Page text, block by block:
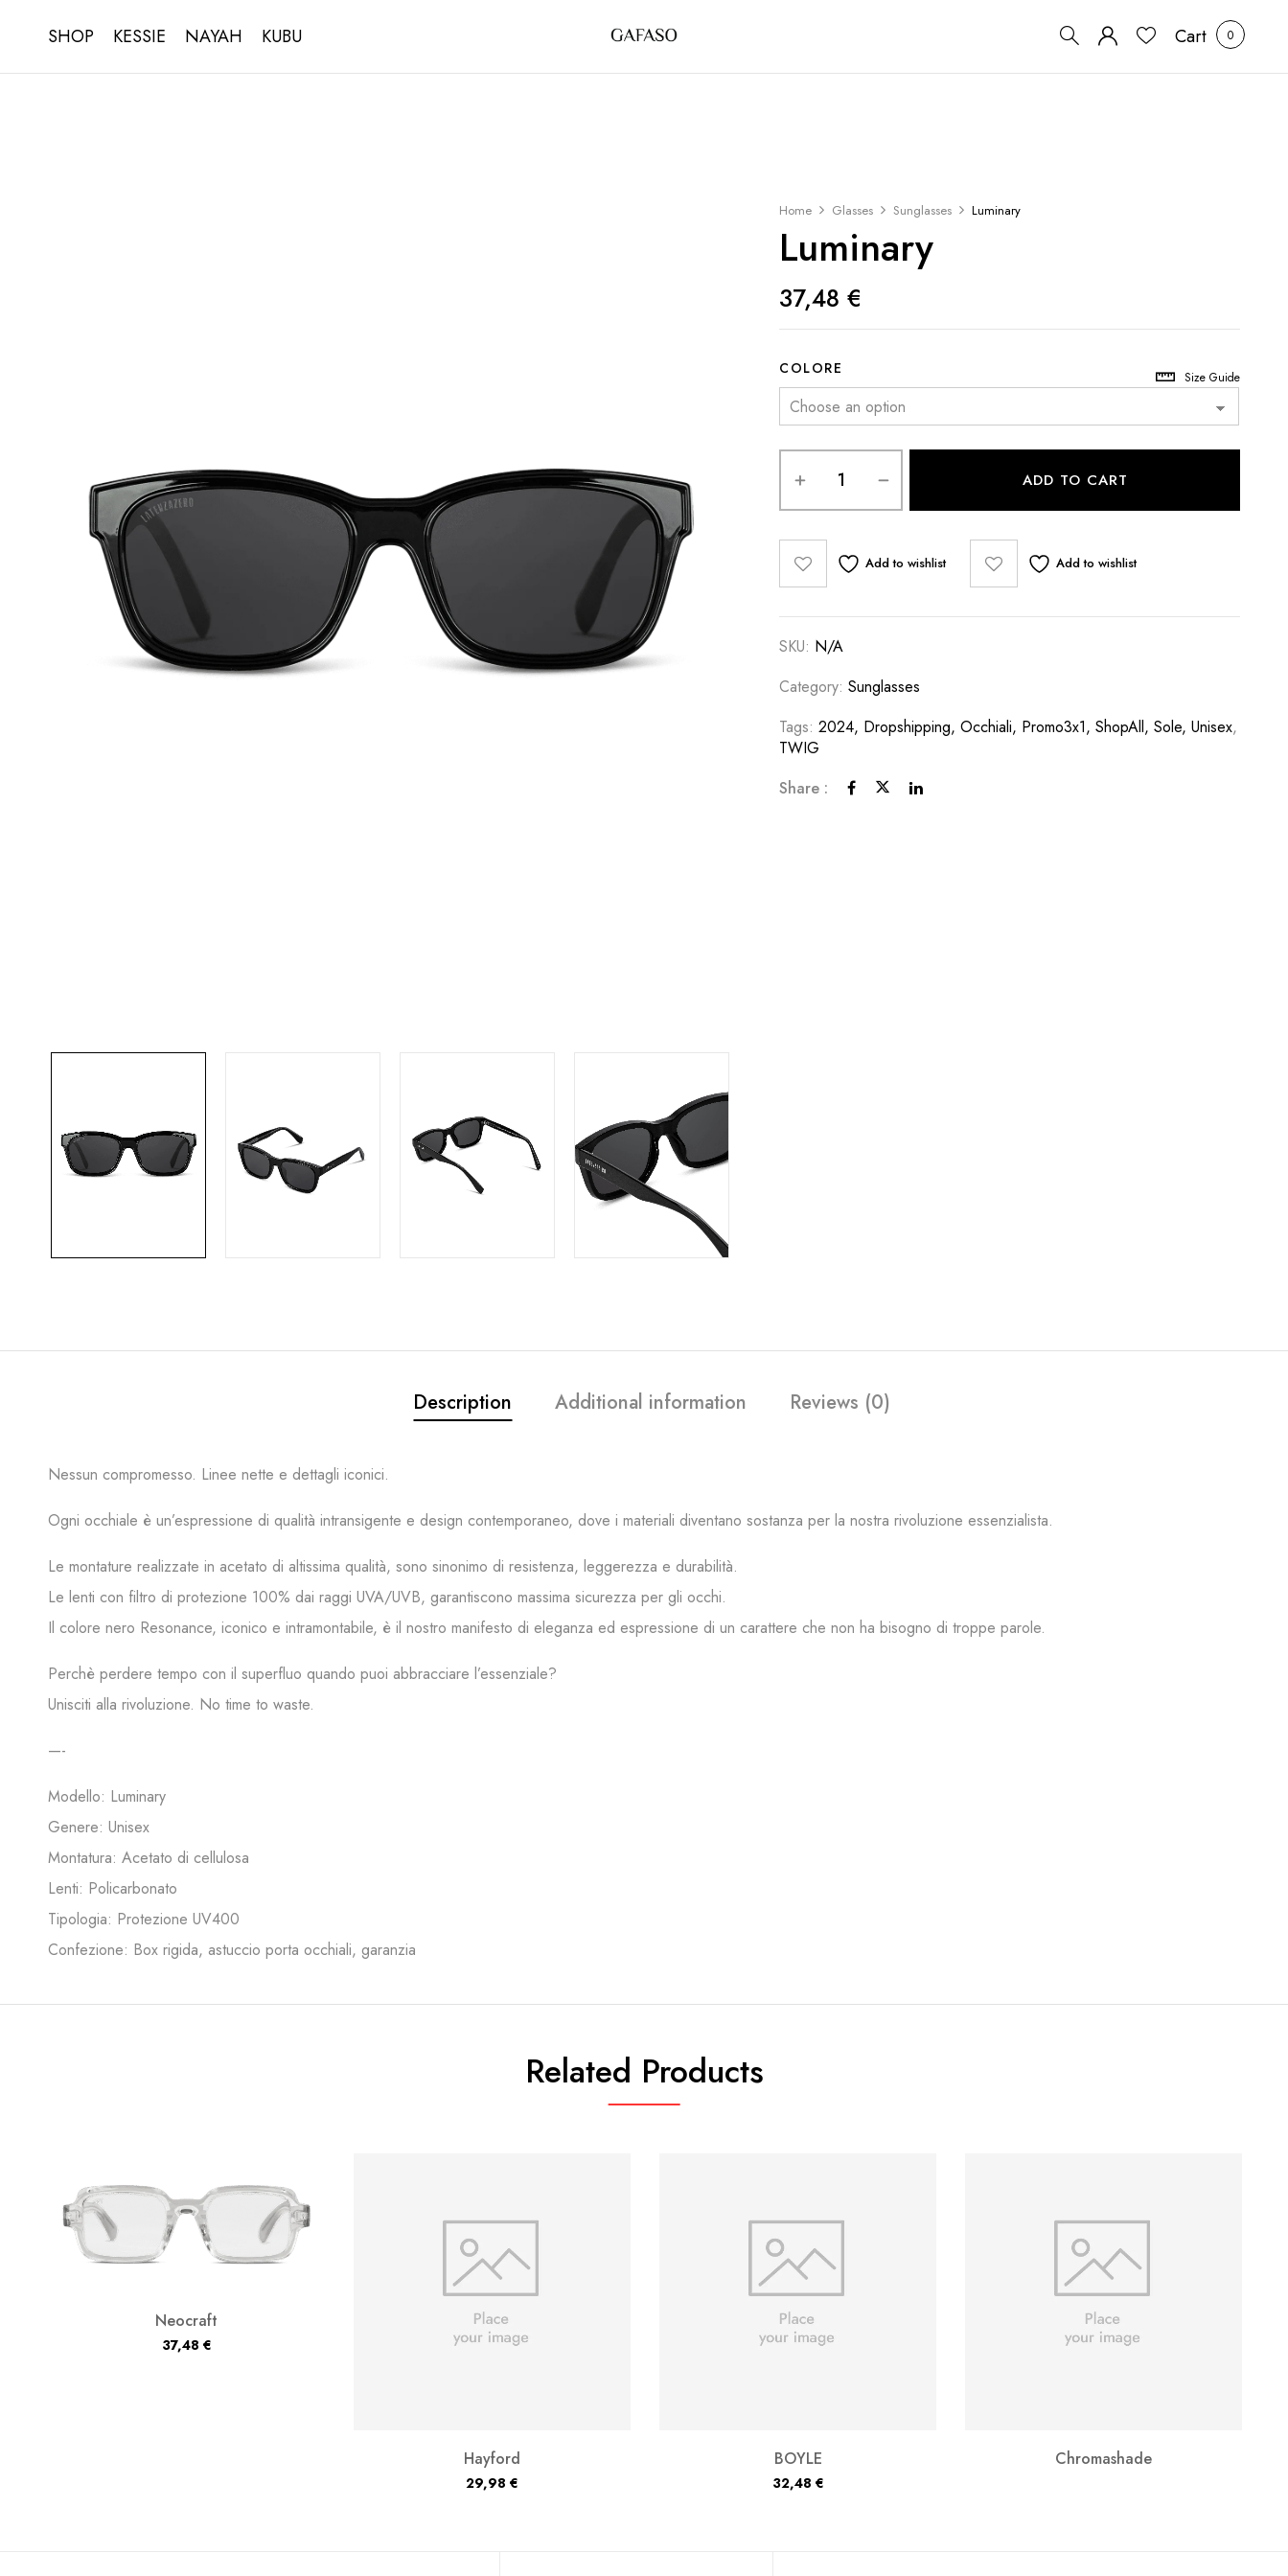
SHOP KESSIE NAYAH KUBU Cart 0
Home Glasses Sunglasses Luminary
Luminary
37,48€
Size Guide
COLORE
ADD TO CART
Add to wishlist Add to wishlist
SKU: N/A
Category:Sunglasses
Tags:2024, Dropshipping, Occhiali, Promo3x1, ShopAll, Sole, Unisex,
TWIG
Share :
Description Additional information Reviews (0)
Nessun compromesso. Linee nette e dettagli iconici.
Ogni occhiale è un’espressione di qualità intransigente e design contemporaneo, dove i materiali diventano sostanza per la nostra rivoluzione essenzialista.
Le montature realizzate in acetato di altissima qualità, sono sinonimo di resistenza, leggerezza e durabilità.
Le lenti con filtro di protezione 100% dai raggi UVA/UVB, garantiscono massima sicurezza per gli occhi.
Il colore nero Resonance, iconico e intramontabile, è il nostro manifesto di eleganza ed espressione di un carattere che non ha bisogno di troppe parole.
Perchè perdere tempo con il superfluo quando puoi abbracciare l’essenziale?
Unisciti alla rivoluzione. No time to waste.
—-
Modello: Luminary
Genere: Unisex
Montatura: Acetato di cellulosa
Lenti: Policarbonato
Tipologia: Protezione UV400
Confezione: Box rigida, astuccio porta occhiali, garanzia
Related Products
Neocraft
37,48 €
Hayford
29,98 €
BOYLE
32,48 €
Chromashade